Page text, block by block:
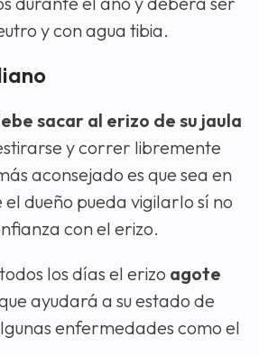
y con agua tibia.
sacar al erizo de su jaula
y correr libremente
aconsejado es que sea en
dueño pueda vigilarlo sí no
con el erizo.
los días el erizo agote
ayudará a su estado de
enfermedades como el